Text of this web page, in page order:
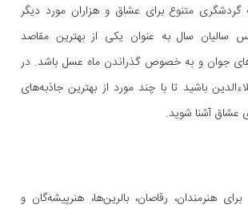
گردشگری متنوع برای عشاق و هزاران مورد دیگر
سالیان سال به عنوان یکی از بهترین مقاصد
جوان و به خصوص گذراندن ماه عسل باشد. در
باشید تا با چند مورد از بهترین جاذبه‌های
عشاق آشنا شوید.
هنرمندان، رقاصان، بالرین‌ها، هنرپیشه‌گان و